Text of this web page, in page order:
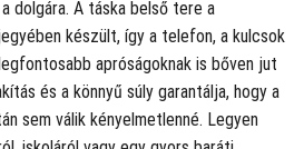
dolgára. A táska belső tere a
készült, így a telefon, a kulcsok
apróságoknak is bőven jut
és a könnyű súly garantálja, hogy a
sem válik kényelmetlenné. Legyen